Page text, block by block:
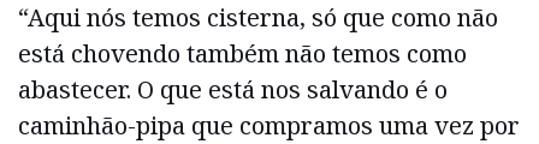
“Aqui nós temos cisterna, só que como não
está chovendo também não temos como
abastecer. O que está nos salvando é o
caminhão-pipa que compramos uma vez por